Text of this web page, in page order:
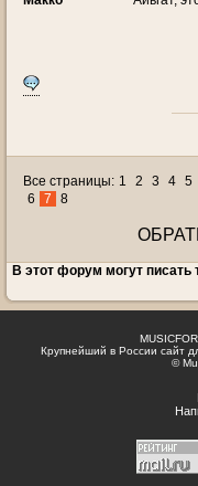
Все страницы: 1 2 3 4 5
6
7 8
В этот форум могут писать
Крупнейший в России сайт
©